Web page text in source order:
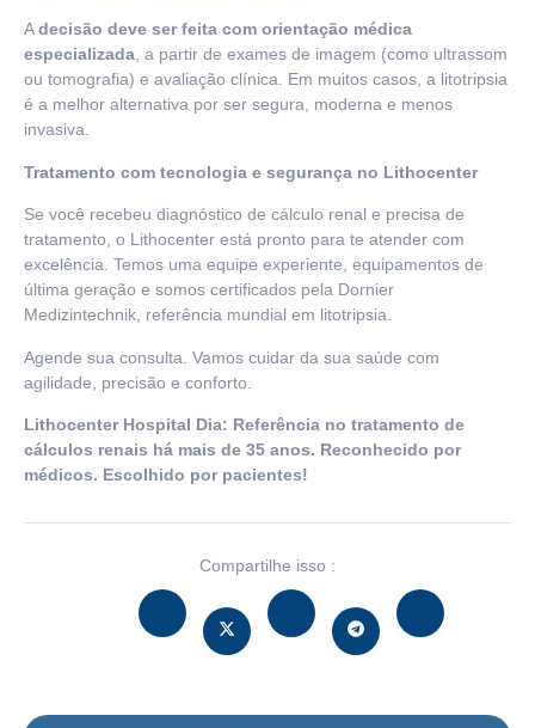
Adecisão deve ser feita com orientação médica
especializada, a partir de exames de imagem (como ultrassom
ou tomografia) e avaliação clínica. Em muitos casos, a litotripsia
é a melhor alternativa por ser segura, moderna e menos
invasiva.
Tratamento com tecnologia e segurança no Lithocenter
Se você recebeu diagnóstico de cálculo renal e precisa de
tratamento, o Lithocenter está pronto para te atender com
excelência. Temos uma equipe experiente, equipamentos de
última geração e somos certificados pela Dornier
Medizintechnik, referência mundial em litotripsia.
Agende sua consulta. Vamos cuidar da sua saúde com
agilidade, precisão e conforto.
Lithocenter Hospital Dia: Referência no tratamento de
cálculos renais há mais de 35 anos. Reconhecido por
médicos. Escolhido por pacientes!
Compartilhe isso :